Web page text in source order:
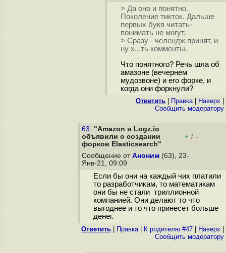
> Да оно и понятно.
Поколение тикток. Дальше
первых букв читать-
понимать не могут.
> Сразу - челендж принят, и
ну х...ть комменты.
Что понятного? Речь шла об
амазоне (вечернем
мудозвоне) и его форке, и
когда они форкнули?
Ответить Правка| Наверх
Cообщить модератору
63. "Amazon и Logz.io
объявили о создании
форков Elasticsearch"
+ / –
Сообщение от Аноним (63), 23-
Янв-21, 09:09
Если бы они на каждый чих платили
то разработчикам, то математикам
они бы не стали триллионной
компанией. Они делают то что
выгоднее и то что принесет больше
денег.
Ответить Правка| К родителю #47 Наверх
Cообщить модератору